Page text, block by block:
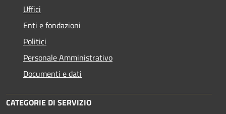
Uffici
Enti e fondazioni
Politici
Personale Amministrativo
Documenti e dati
CATEGORIE DI SERVIZIO